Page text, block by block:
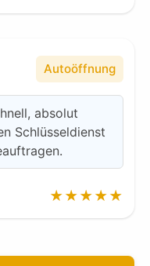
Autoöffnung
absolut
Schlüsseldienst
★★★★★